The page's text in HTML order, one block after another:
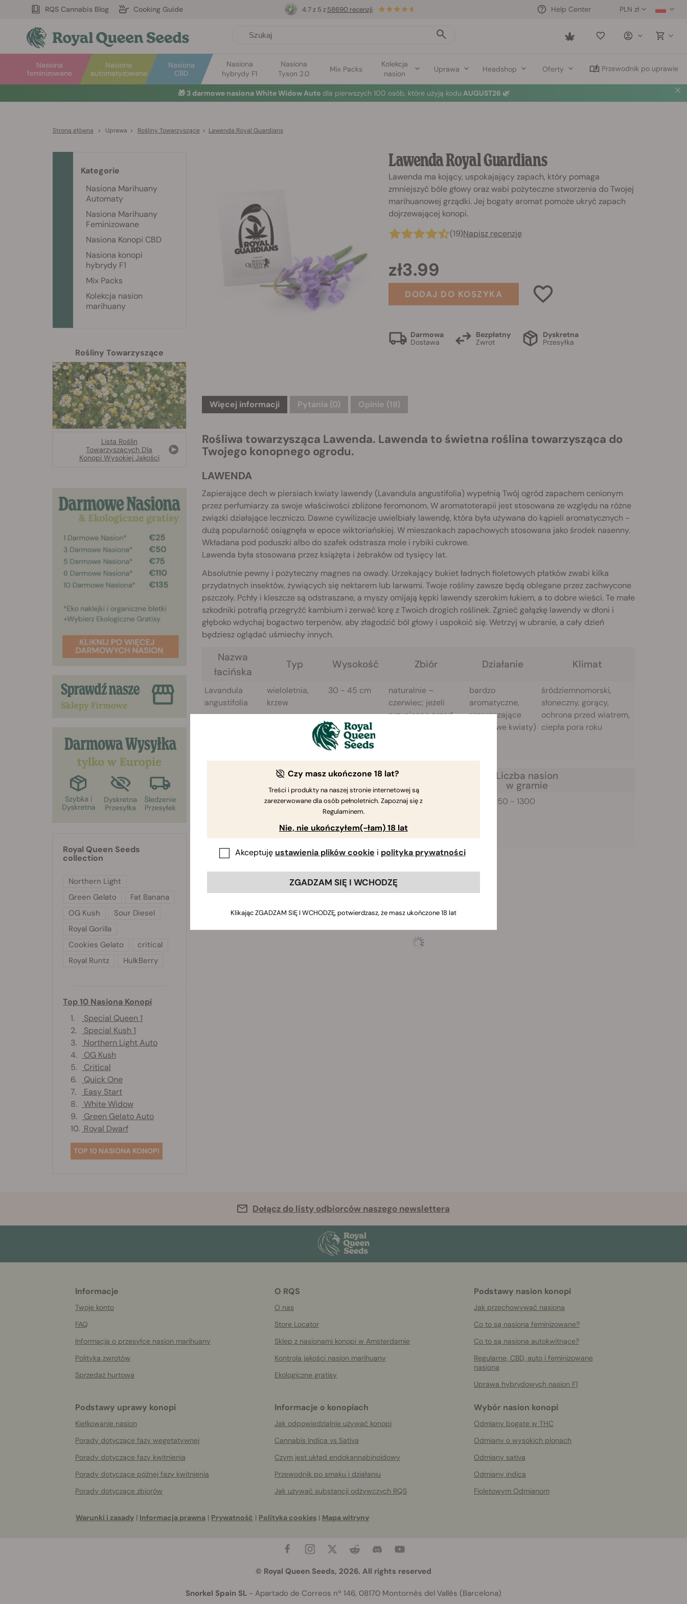
RQS Cannabis Blog Cooking Guide PLN zł
Help Center
Saved
Nasiona
automatyzowane
Nasiona
feminizowane
Nasiona
CBD
Nasiona
hybrydy F1
Nasiona
Tyson 2.0
Mix Packs
Kolekcja
nasion
Uprawa Headshop Oferty Przewodnik po uprawie
4.7 z 5 z 58690 recenzji
🎁 3 darmowe nasiona White Widow Auto dla pierwszych 100 osób, które użyją kodu AUGUST26 🌿
Strona główna > Uprawa > Rośliny Towarzyszące > Lawenda Royal Guardians
Lawenda Royal Guardians
Lawenda ma kojący, uspokajający zapach, który pomaga
zmniejszyć bóle głowy oraz wabi pożyteczne stworzenia do Twojej
marihuanowej grządki. Jej bogaty aromat pomoże ukryć zapach
dojrzewającej konopi.
(19)Napisz recenzję
zł3.99
DODAJ DO KOSZYKA
Darmowa
Dostawa
Bezpłatny
Zwrot
Dyskretna
Przesyłka
Więcej informacji Pytania (0) Opinie (18)
Rośliwa towarzysząca Lawenda. Lawenda to świetna roślina towarzysząca do
Twojego konopnego ogrodu.
LAWENDA
Zapierające dech w piersiach kwiaty lawendy (Lavandula angustifolia) wypełnią Twój ogród zapachem cenionym
przez perfumiarzy za swoje właściwości zbliżone feromonom. W aromatoterapii jest stosowana ze względu na różne
związki działające leczniczo. Dawne cywilizacje uwielbiały lawendę, która była używana do kąpieli aromatycznych -
dużą popularność osiągnęła w epoce wiktoriańskiej. W mieszankach zapachowych stosowana jako środek nasenny.
Wkładana pod poduszki albo do szafek odstrasza mole i rybiki cukrowe.
Lawenda była stosowana przez książęta i żebraków od tysięcy lat.
Absolutnie pewny i pożyteczny magnes na owady. Urzekający bukiet ładnych fioletowych płatków zwabi kilka
przydatnych insektów, żywiących się nektarem lub larwami. Twoje rośliny zawsze będą oblegane przez zachwycone
pszczoły. Pchły i kleszcze są odstraszane, a myszy omijają kępki lawendy szerokim łukiem, a to dobre wieści. Te małe
szkodniki potrafią przegryźć kambium i zerwać korę z Twoich drogich roślinek. Zgnieć gałązkę lawendy w dłoni i
głęboko wdychaj bogactwo terpenów, aby złagodzić ból głowy i uspokoić się. Wetrzyj w ubranie, a cały dzień
będziesz oglądać uśmiechy innych.
Nazwa
łacińska
Typ Wysokość Zbiór Działanie Klimat
Lavandula
angustifolia
wieloletnia,
krzew
30 - 45 cm
naturalnie –
czerwiec; jeżeli
przycinana przed
bardzo
aromatyczne,
rozpraszające
(fioletowe kwiaty)
śródziemnomorski,
słoneczny, gorący,
ochrona przed wiatrem,
ciepła pora roku
Gleba Kiełkowanie Liczba nasion
w gramie
najlepiej 6,5 do 7,5. lekka, głęboka i
niezbyt zasobna.
Dobrze
wydrenowana
14-21 dni / 10-
16°C
850 - 1300
Kategorie
Nasiona Marihuany
Automaty
Nasiona Marihuany
Feminizowane
Nasiona Konopi CBD
Nasiona konopi
hybrydy F1
Mix Packs
Kolekcja nasion
marihuany
Rośliny Towarzyszące
Lista Roślin
Towarzyszących Dla
Konopi Wysokiej Jakości
Royal Queen Seeds
collection
Northern Light
Green Gelato
Fat Banana
OG Kush
Sour Diesel
Royal Gorilla
Cookies Gelato
critical
Royal Runtz
HulkBerry
Top 10 Nasiona Konopi
1.
Special Queen 1
2.
Special Kush 1
3.
Northern Light Auto
4.
OG Kush
5.
Critical
6.
Quick One
7.
Easy Start
8.
White Widow
9.
Green Gelato Auto
10. Royal Dwarf
TOP 10 NASIONA KONOPI
Dołącz do listy odbiorców naszego newslettera
Informacje
Twoje konto
FAQ
Informacja o przesyłce nasion marihuany
Polityka zwrotów
Sprzedaż hurtowa
O RQS
O nas
Store Locator
Sklep z nasionami konopi w Amsterdamie
Kontrola jakości nasion marihuany
Ekologiczne gratisy
Podstawy nasion konopi
Jak przechowywać nasiona
Co to są nasiona feminizowane?
Co to są nasiona autokwitnące?
Regularne, CBD, auto i feminizowane
nasiona
Uprawa hybrydowych nasion F1
Podstawy uprawy konopi
Kiełkowanie nasion
Porady dotyczące fazy wegetatywnej
Porady dotyczące fazy kwitnienia
Porady dotyczące późnej fazy kwitnienia
Porady dotyczące zbiorów
Informacje o konopiach
Jak odpowiedzialnie używać konopi
Cannabis Indica vs Sativa
Czym jest układ endokannabinoidowy
Przewodnik po smaku i działaniu
Jak używać substancji odżywczych RQS
Wybór nasion konopi
Odmiany bogate w THC
Odmiany o wysokich plonach
Odmiany sativa
Odmiany indica
Fioletowym Odmianom
Warunki i zasady | Informacja prawna | Prywatność | Polityka cookies | Mapa witryny
© Royal Queen Seeds, 2026. All rights reserved
Snorkel Spain SL - Apartado de Correos nº 146, 08170 Montornès del Vallès (Barcelona)
Czy masz ukończone 18 lat?
Treści i produkty na naszej stronie internetowej są
zarezerwowane dla osób pełnoletnich. Zapoznaj się z
Regulaminem.
Nie, nie ukończyłem(-łam) 18 lat
Akceptuję ustawienia plików cookie i polityka prywatności
ZGADZAM SIĘ I WCHODZĘ
Klikając ZGADZAM SIĘ I WCHODZĘ, potwierdzasz, że masz ukończone 18 lat